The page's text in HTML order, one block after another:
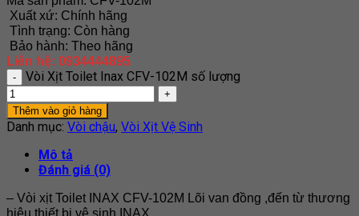
Xuất xứ: Chính hãng
Tình trạng: Còn hàng
Bảo hành: Theo hãng
Liên hệ: 0934444895
Vòi Xịt Toilet Inax CFV-102M số lượng
Thêm vào giỏ hàng
Danh mục: Vòi chậu, Vòi Xịt Vệ Sinh
Mô tả
Đánh giá (0)
– Vòi xịt Toilet INAX CFV-102M Lõi van đồng ,đến từ thương
hiệu thiết bị vệ sinh INAX